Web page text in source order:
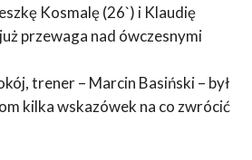
Kosmalę (26`) i Klaudię
przewaga nad ówczesnymi
trener – Marcin Basiński – był
kilka wskazówek na co zwrócić